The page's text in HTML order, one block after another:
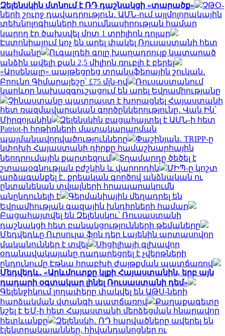
Զելենսկին մտնում է ՌԴ դաշնակցի «տարածք»
ՉԹՕ-
ների շուրջ դավադրություն․ ԱՄՆ-ում այլմոլորակային
տեխնոլոգիաների ուսումնասիրության համար
կարող էր ծախսվել մոտ 1 տրիլիոն դոլար
Էստոնիայում կոչ են արել փակել Ռուսաստանի հետ
սահմանը
Ուգալդեի գոլը խաղադրույք կատարած
անձին ավելի քան 2,5 միլիոն ռուբլի է բերել
«Արսենալը» պայթեցրեց տրանսֆերային շուկան․
Բրունո Գիմարայեշը՝ £75 մլն-ով
Ռուսաստանում
կարևոր նախազգուշացում են արել Եվրամիությանը
Չինաստանը պատրաստ է խորացնել Հայաստանի
հետ ռազմավարական գործընկերությունը․ Վան Ին՝
Միրզոյանին
Զելենսկին բացահայտել է ԱՄՆ-ի հետ
Patriot-ի հրթիռների մատակարարման
պայմանավորվածությունները
Փաշինյան․ TRIPP-ը
կփոխի Հայաստանի դիրքը համաշխարհային
ներդրումային քարտեզում
Տղամարդը ծեծել է
շտապօգնության բժշկին և վարորդին
ՄԻՊ-ը կոշտ
արձագանքել է․ քրեական գործով անձնական ու
ընտանեկան տվյալների հրապարակումն
անընդունելի է
Գերմանիային մեղադրել են
Եվրամիության գազային խնդիրների համար
Բացահայտվել են Զելենսկու՝ Ռուսաստանի
դաշնակցի հետ բանակցությունների թեմաները
Մեդվեդևը Ուրսուլա ֆոն դեր Լայենին արտասովոր
մականուններ է տվել
Սիցիլիայի գլխավոր
օդանավակայանը դադարեցրել է չվերթների
ընդունումը Էթնա հրաբխի ժայթքման պատճառով
Մեդվեդև․ «Արևմուտքը կլքի Հայաստանին, երբ այն
դադարի օգտակար լինել Ռուսաստանի դեմ»
Գելենջիկում լողափերը փակվել են ԱԹՍ-ների
հարձակման վտանգի պատճառով
Քաղաքագետը
նշել է ԵՄ-ի հետ Հայաստանի մերձեցման հնարավոր
հետևանքը
Զելենսկի․ ՌԴ հարվածները ավերել են
էլեկտրակայաններ, հիվանդանոցներ ու